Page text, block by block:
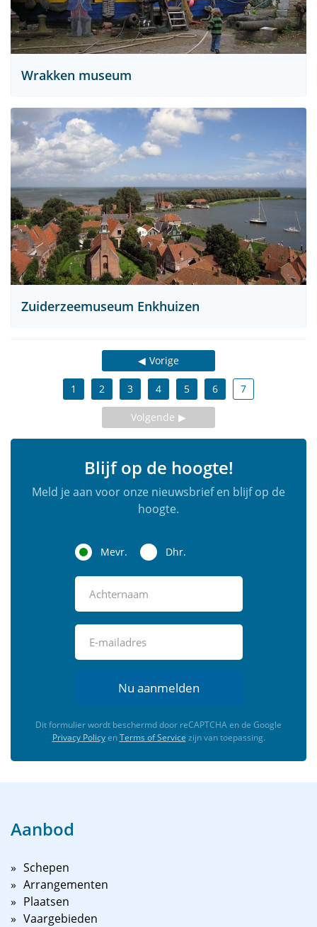
Wrakken museum
Zuiderzeemuseum Enkhuizen
Vorige
1 2 3 4 5 6 7
Volgende
Blijf op de hoogte!
Meld je aan voor onze nieuwsbrief en blijf op de
hoogte.
Mevr. Dhr.
Nu aanmelden
Dit formulier wordt beschermd door reCAPTCHA en de Google
Privacy PolicyenTerms of Service zijn van toepassing.
Aanbod
Schepen
Arrangementen
Plaatsen
Vaargebieden